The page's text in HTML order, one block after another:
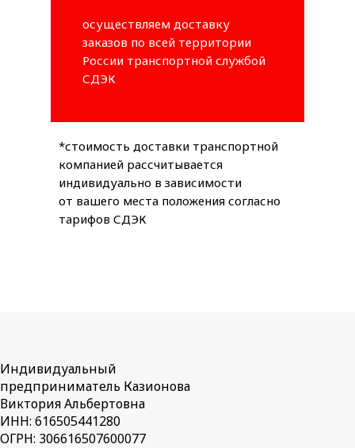
осуществляем доставку
заказов по всей территории
России транспортной службой
СДЭК
*стоимость доставки транспортной
компанией рассчитывается
индивидуально в зависимости
от вашего места положения согласно
тарифов СДЭК
Индивидуальный
предприниматель Казионова
Виктория Альбертовна
ИНН: 616505441280
ОГРН: 306616507600077